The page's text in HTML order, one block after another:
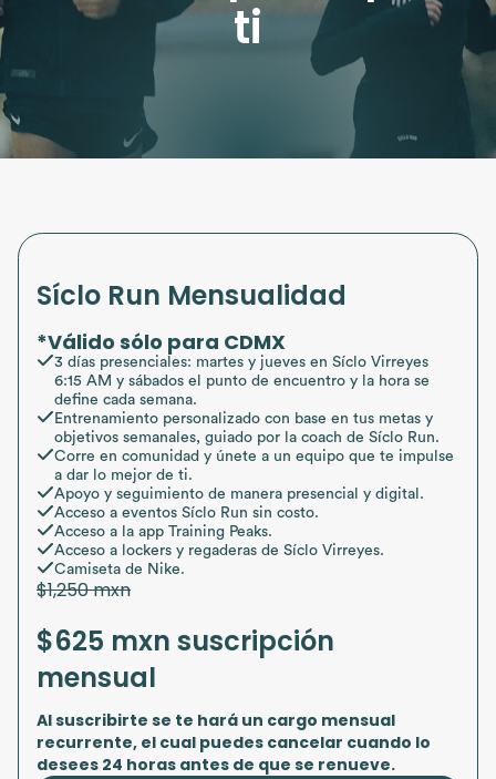
ti
Síclo Run Mensualidad
*Válido sólo para CDMX
3 días presenciales: martes y jueves en Síclo Virreyes
6:15 AM y sábados el punto de encuentro y la hora se
define cada semana.
Entrenamiento personalizado con base en tus metas y
objetivos semanales, guiado por la coach de Síclo Run.
Corre en comunidad y únete a un equipo que te impulse
a dar lo mejor de ti.
Apoyo y seguimiento de manera presencial y digital.
Acceso a eventos Síclo Run sin costo.
Acceso a la app Training Peaks.
Acceso a lockers y regaderas de Síclo Virreyes.
Camiseta de Nike.
$1,250 mxn
$625 mxn suscripción
mensual
Al suscribirte se te hará un cargo mensual
recurrente, el cual puedes cancelar cuando lo
desees 24 horas antes de que se renueve.